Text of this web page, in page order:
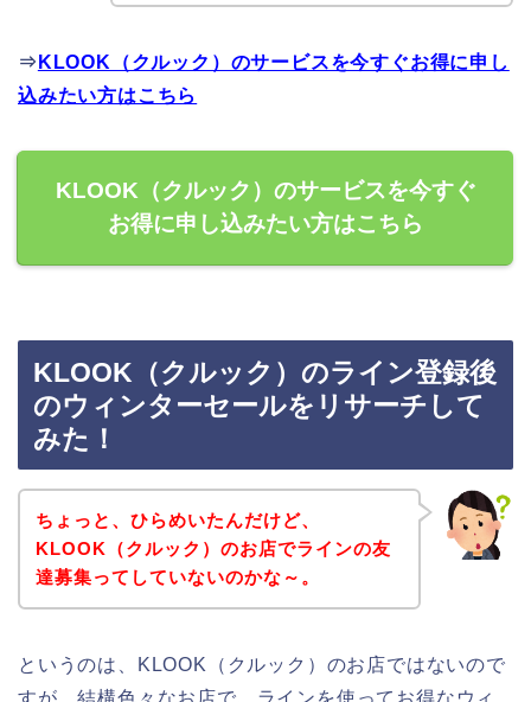
⇒ KLOOK（クルック）のサービスを今すぐお得に申し
込みたい方はこちら
KLOOK（クルック）のサービスを今すぐ
お得に申し込みたい方はこちら
KLOOK（クルック）のライン登録後
のウィンターセールをリサーチして
みた！
ちょっと、ひらめいたんだけど、
KLOOK（クルック）のお店でラインの友
達募集ってしていないのかな～。
というのは、KLOOK（クルック）のお店ではないので
すが、結構色々なお店で、ラインを使ってお得なウィ